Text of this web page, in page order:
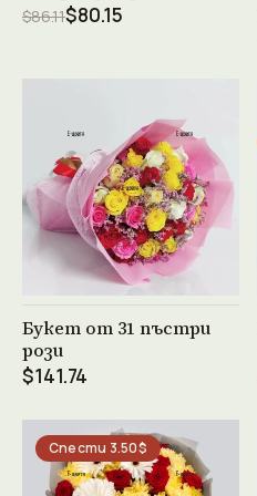
$86.11$80.15
Виж продукта →
Букет от 31 пъстри
рози
$141.74
Спести 3.50$